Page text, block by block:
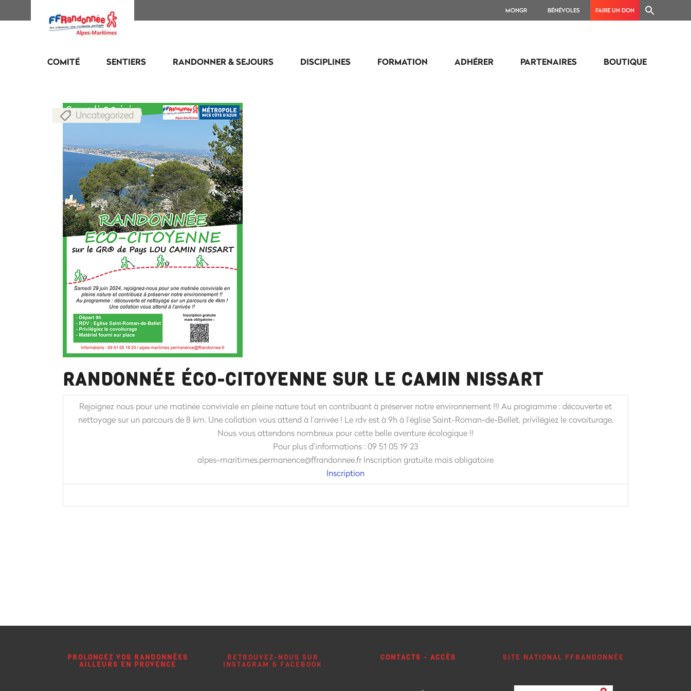
MONGR BÉNÉVOLES FAIRE UN DON
COMITÉ SENTIERS RANDONNER & SEJOURS DISCIPLINES FORMATION ADHÉRER PARTENAIRES BOUTIQUE
Uncategorized
RANDONNÉE ÉCO-CITOYENNE SUR LE CAMIN NISSART
Rejoignez nous pour une matinée conviviale en pleine nature tout en contribuant à préserver notre environnement !!! Au programme : découverte et
nettoyage sur un parcours de 8 km. Une collation vous attend à l’arrivée ! Le rdv est à 9h à l’église Saint-Roman-de-Bellet, privilégiez le covoiturage.
Nous vous attendons nombreux pour cette belle aventure écologique !!
Pour plus d’informations : 09 51 05 19 23
alpes-maritimes.permanence@ffrandonnee.fr Inscription gratuite mais obligatoire
Inscription
PROLONGEZ VOS RANDONNÉES
AILLEURS EN PROVENCE
RETROUVEZ-NOUS SUR
INSTAGRAM & FACEBOOK
CONTACTS - ACCÈS SITE NATIONAL FFRANDONNÉE